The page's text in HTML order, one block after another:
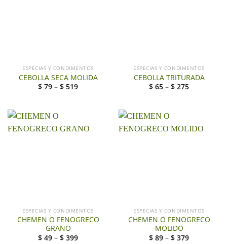
ESPECIAS Y CONDIMENTOS
CEBOLLA SECA MOLIDA
$ 79 – $ 519
ESPECIAS Y CONDIMENTOS
CEBOLLA TRITURADA
$ 65 – $ 275
ESPECIAS Y CONDIMENTOS
CHEMEN O FENOGRECO
GRANO
$ 49 – $ 399
ESPECIAS Y CONDIMENTOS
CHEMEN O FENOGRECO
MOLIDO
$ 89 – $ 379